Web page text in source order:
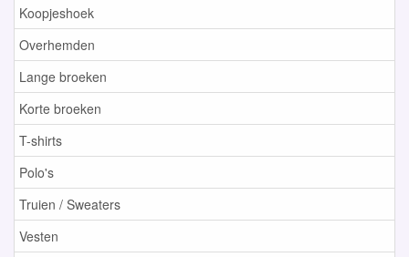
Koopjeshoek
Overhemden
Lange broeken
Korte broeken
T-shirts
Polo's
Truien / Sweaters
Vesten